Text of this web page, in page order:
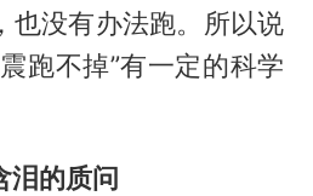
也没有办法跑。所以说
跑不掉”有一定的科学
泪的质问